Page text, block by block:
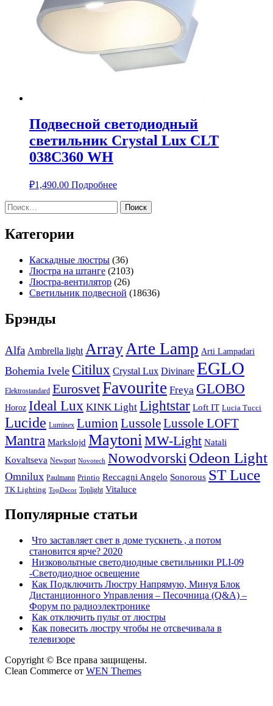
Подвесной светодиодный
светильник Crystal Lux CLT
038C360 WH
₽1,490.00 Подробнее
Найти:
Категории
Каскадные люстры (36)
Люстра на штанге (2103)
Люстра-вентилятор (26)
Светильник подвесной (18636)
Брэнды
Alfa Ambrella light Array Arte Lamp Arti Lampadari
Bohemia Ivele Citilux Crystal Lux Divinare EGLO
Elektrostandard EurosvetFavourite Freya GLOBO
Horoz Ideal Lux KINK Light Lightstar Loft IT Lucia Tucci
Lucide Luminex Lumion LussoleLussole LOFT
Mantra Markslojd Maytoni MW-Light Natali
Kovaltseva Newport Novotech Nowodvorski Odeon Light
Omnilux Paulmann Printio Reccagni Angelo Sonorous ST Luce
TK Lighting TopDecor Toplight Vitaluce
Популярные статьи
Что заставляет свет в доме тускнеть , а потом
становится ярче? 2020
Низковольтные светодиодные светильники PLI-09
-Светодиодное освещение
Как Подключить Люстру Напрямую, Минуя Блок
Дистанционного Управления – Песочница (Q&A) –
Форум по радиоэлектронике
Как отключить пульт от люстры
Как повесить люстру чтобы не отсвечивала в
телевизоре
Copyright © Все права защищены.
Clean Commerce от WEN Themes